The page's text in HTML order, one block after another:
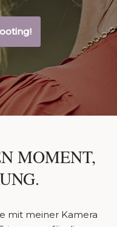
MOMENT,
mit meiner Kamera